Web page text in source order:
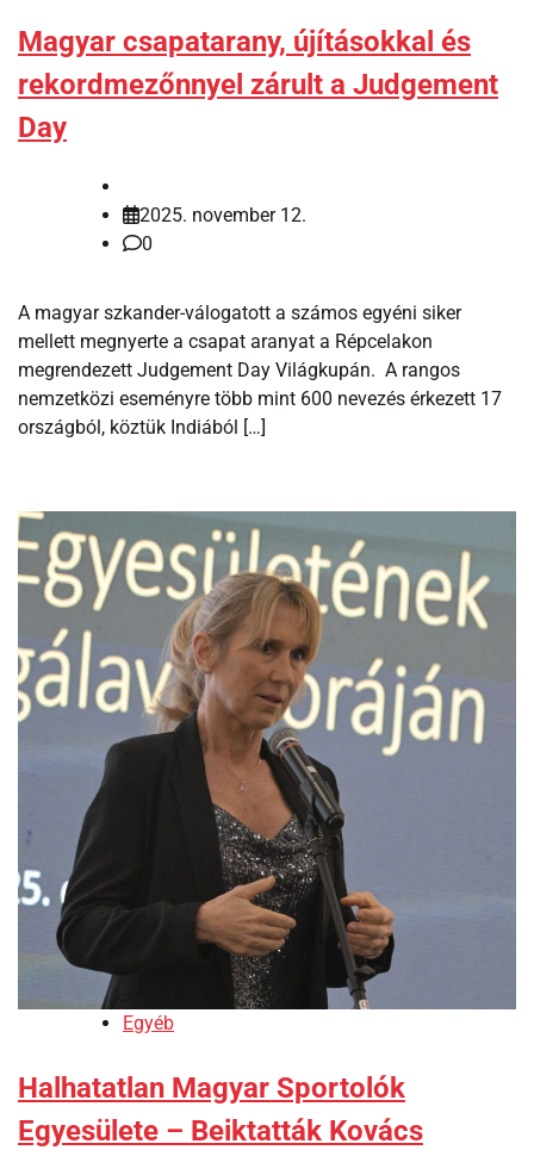
Magyar csapatarany, újításokkal és
rekordmezőnnyel zárult a Judgement
Day
2025. november 12.
0
A magyar szkander-válogatott a számos egyéni siker
mellett megnyerte a csapat aranyat a Répcelakon
megrendezett Judgement Day Világkupán. A rangos
nemzetközi eseményre több mint 600 nevezés érkezett 17
országból, köztük Indiából […]
Egyéb
Halhatatlan Magyar Sportolók
Egyesülete – Beiktatták Kovács